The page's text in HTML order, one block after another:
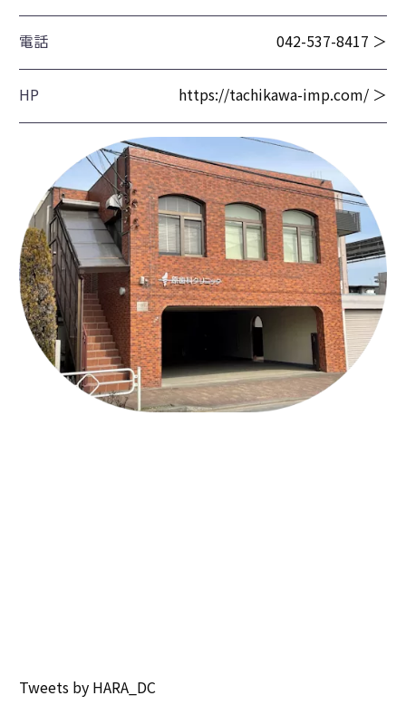
電話 042-537-8417 ＞
HP https://tachikawa-imp.com/ ＞
Tweets by HARA_DC